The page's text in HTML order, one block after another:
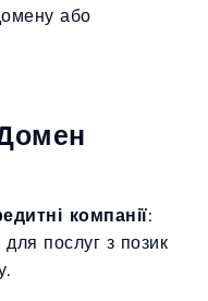
або
компанії:
послуг з позик